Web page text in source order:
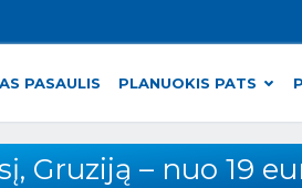
PASAULIS PLANUOKIS PATS
Gruziją – nuo 19